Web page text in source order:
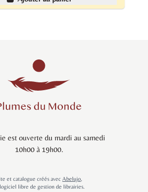
est ouverte du mardi au samedi
10h00 à 19h00.
et catalogue créés avec Abelujo,
libre de gestion de librairies.